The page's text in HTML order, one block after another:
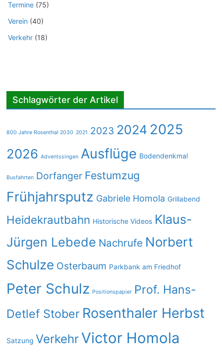
Termine (75)
Verein (40)
Verkehr (18)
Schlagwörter der Artikel
800 Jahre Rosenthal 2030 2021 2023 2024 2025
2026 Adventssingen Ausflüge Bodendenkmal
Busfahrten Dorfanger Festumzug
Frühjahrsputz Gabriele Homola Grillabend
Heidekrautbahn Historische Videos Klaus-
Jürgen Lebede Nachrufe Norbert
Schulze Osterbaum Parkbank am Friedhof
Peter Schulz Positionspapier Prof. Hans-
Detlef Stober Rosenthaler Herbst
Satzung Verkehr Victor Homola